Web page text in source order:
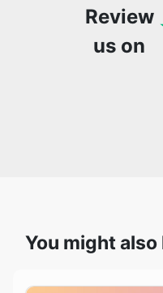
Review
us on
You might also